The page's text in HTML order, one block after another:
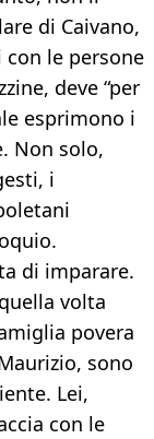
di Caivano,
con le persone
deve “per
esprimono i
Non solo,
i
di imparare.
volta
povera
sono
Lei,
con le